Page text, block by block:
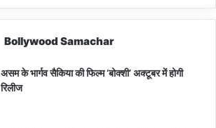
Bollywood Samachar
असम के भार्गव सैकिया की फिल्म ‘बोक्शी’ अक्टूबर में होगी
रिलीज